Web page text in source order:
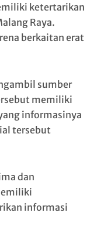
ketertarikan
Raya.
berkaitan erat
sumber
memiliki
informasinya
tersebut
dan
informasi